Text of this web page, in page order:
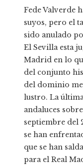
Fede Valverde
suyos, pero el
sido anulado
El Sevilla esta
Madrid en lo
del conjunto
del dominio
lustro. La
andaluces
septiembre del
se han
que se han
para el Real